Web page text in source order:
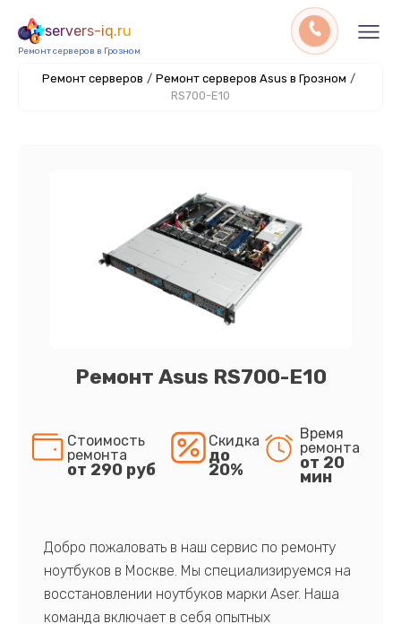
servers-iq.ru
Ремонт серверов в Грозном
Ремонт серверов / Ремонт серверов Asus в Грозном /
RS700-E10
Ремонт Asus RS700-E10
Стоимость
ремонта
от 290 руб
Скидка
до
20%
Время
ремонта
от 20
мин
Добро пожаловать в наш сервис по ремонту
ноутбуков в Москве. Мы специализируемся на
восстановлении ноутбуков марки Aser. Наша
команда включает в себя опытных